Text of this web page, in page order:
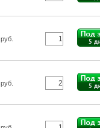
руб.
руб.